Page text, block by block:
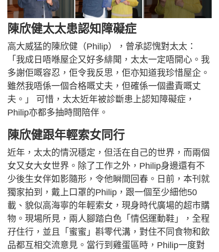
陳欣健太太患認知障礙症
高大威猛的陳欣健（Philip），曾承認愧對太太：
「我成日唔喺屋企又好多緋聞，太太一定唔開心。我
多謝佢嘅容忍，佢令我反思，佢亦知道我珍惜屋企。
雖然我唔係一個合格嘅丈夫，但確係一個盡責嘅丈
夫。」 可惜，太太近年被診斷患上認知障礙症，
Philip亦都多抽時間陪伴。
陳欣健跟年輕索女同行
近年，太太的情況穩定，但活在自己的世界，而兩個
女又女大女世界。除了工作之外，Philip身邊還有不
少後生女伴如影隨形，令他瞬間回春。日前，本刊就
獨家拍到，戴上口罩的Philip，跟一個至少細他50
載、貌似高海寧的年輕索女，現身時代廣場的超市購
物。現場所見，兩人腳踏白色「情侶運動鞋」，全程
孖住行，並且「蜜蜜」斟零代溝，對住不同食物和飲
品都互相交流意見。當行到雞蛋區時，Philip一度對